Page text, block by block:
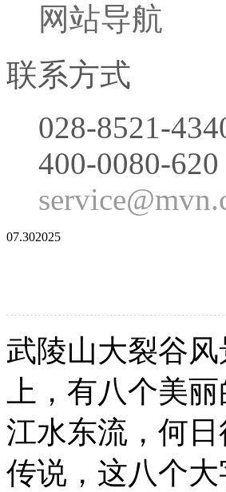
网站导航
联系方式
028-8521-
400-0080-620
07.302025
武陵山大裂谷
上，有八个美
江水东流，何日
传说，这八个